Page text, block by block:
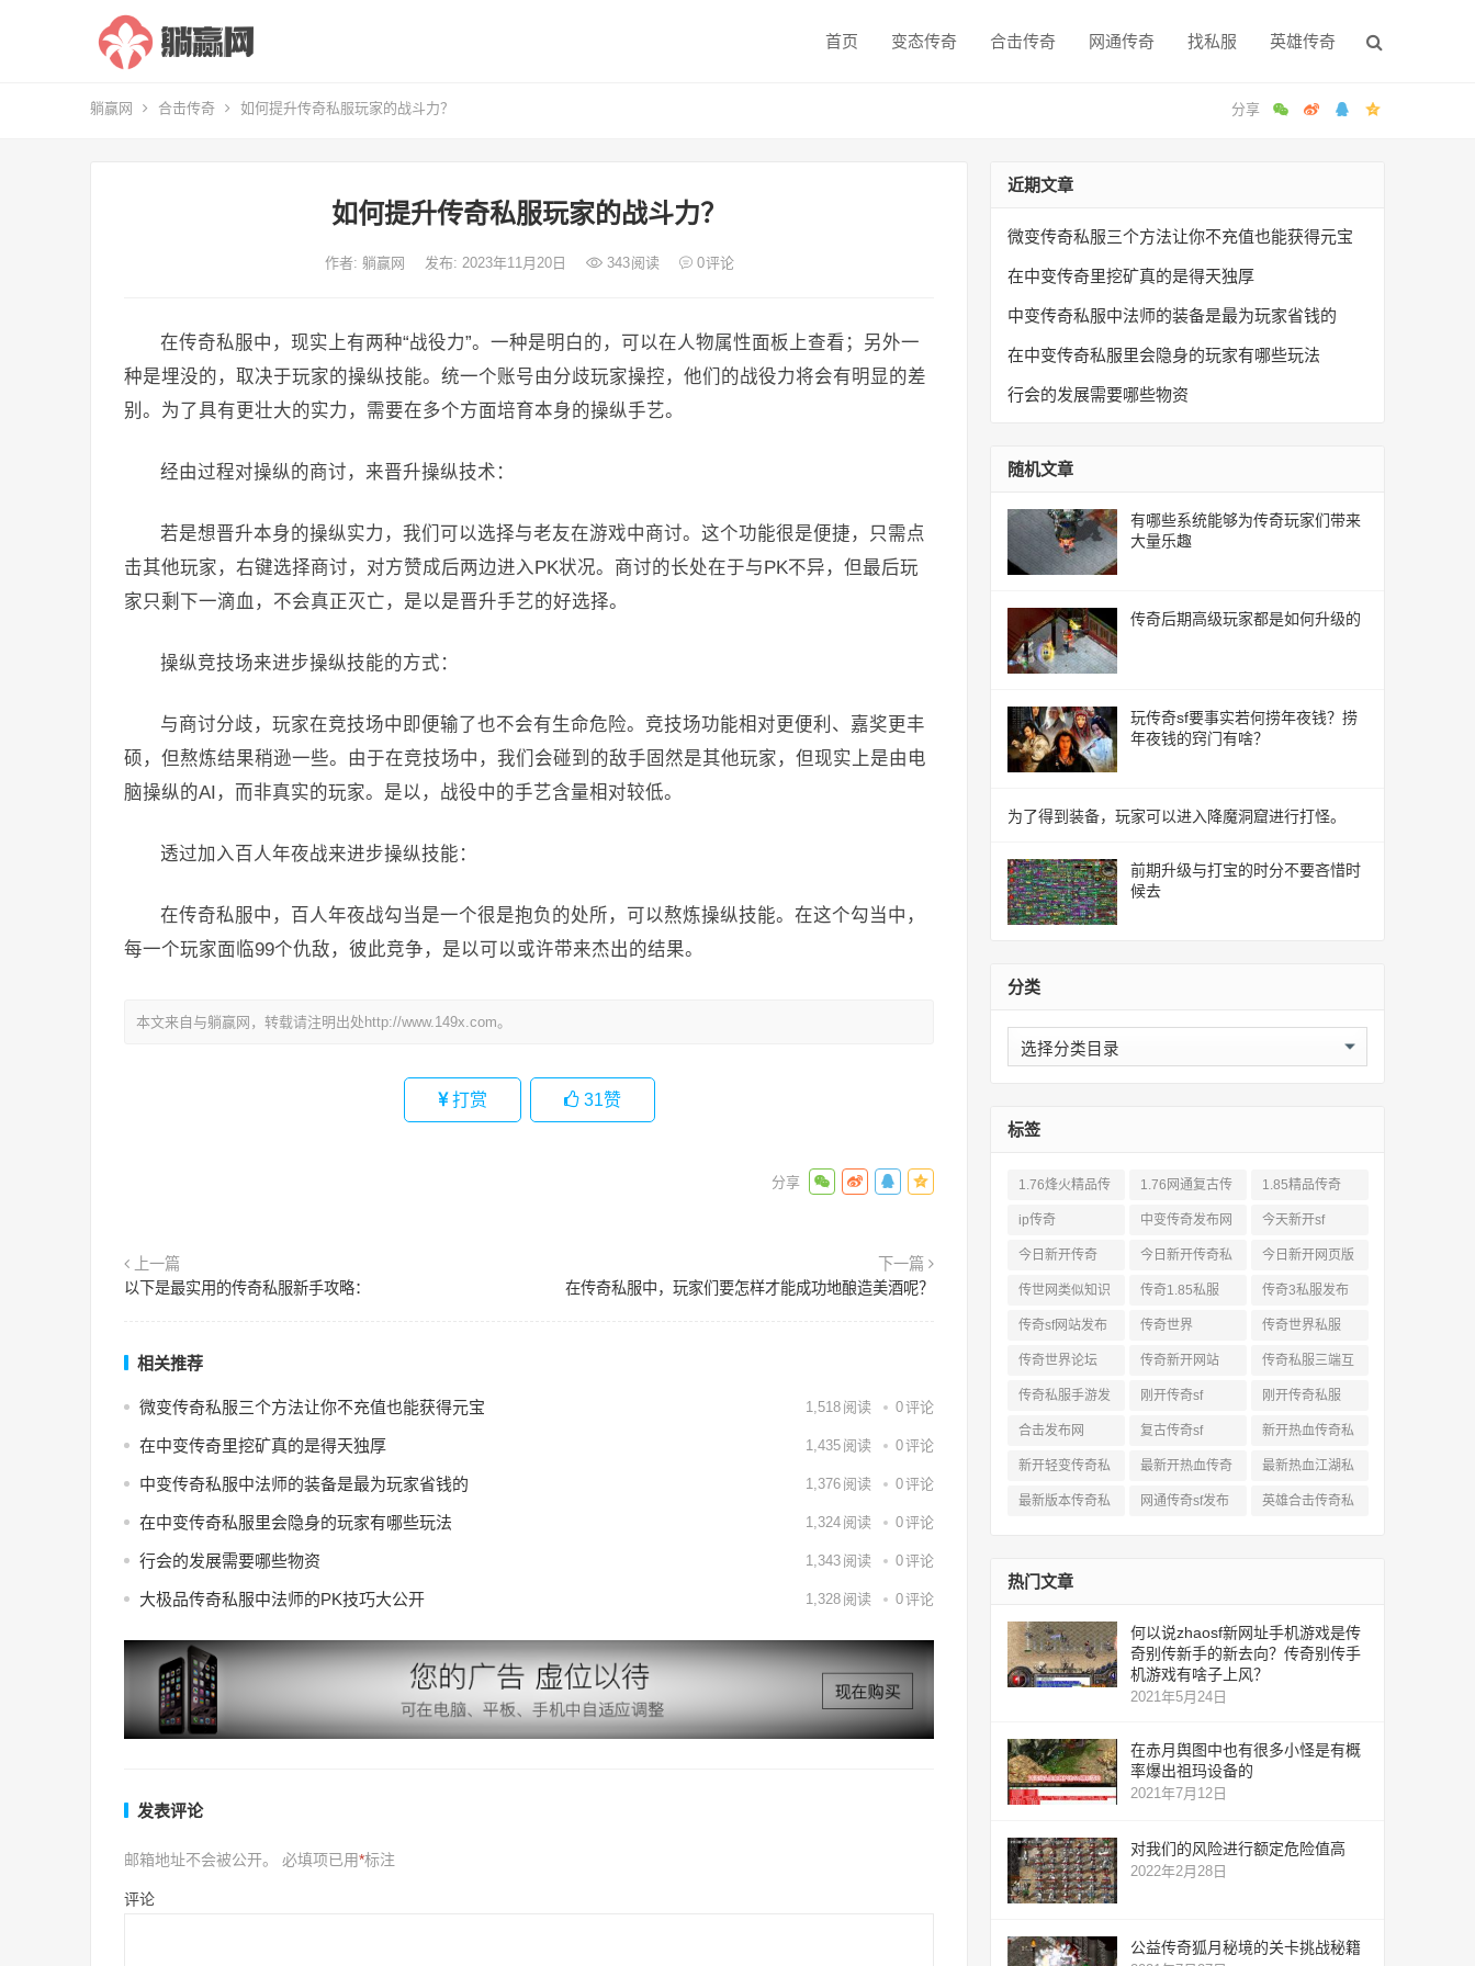
首页 变态传奇 合击传奇 网通传奇 找私服 英雄传奇
躺赢网 合击传奇 如何提升传奇私服玩家的战斗力？
如何提升传奇私服玩家的战斗力？
作者: 躺赢网 发布: 2023年11月20日 343阅读 0评论
在传奇私服中，现实上有两种“战役力”。一种是明白的，可以在人物属性面板上查看；另外一
种是埋没的，取决于玩家的操纵技能。统一个账号由分歧玩家操控，他们的战役力将会有明显的差
别。为了具有更壮大的实力，需要在多个方面培育本身的操纵手艺。
经由过程对操纵的商讨，来晋升操纵技术：
若是想晋升本身的操纵实力，我们可以选择与老友在游戏中商讨。这个功能很是便捷，只需点
击其他玩家，右键选择商讨，对方赞成后两边进入PK状况。商讨的长处在于与PK不异，但最后玩
家只剩下一滴血，不会真正灭亡，是以是晋升手艺的好选择。
操纵竞技场来进步操纵技能的方式：
与商讨分歧，玩家在竞技场中即便输了也不会有生命危险。竞技场功能相对更便利、嘉奖更丰
硕，但熬炼结果稍逊一些。由于在竞技场中，我们会碰到的敌手固然是其他玩家，但现实上是由电
脑操纵的AI，而非真实的玩家。是以，战役中的手艺含量相对较低。
透过加入百人年夜战来进步操纵技能：
在传奇私服中，百人年夜战勾当是一个很是抱负的处所，可以熬炼操纵技能。在这个勾当中，
每一个玩家面临99个仇敌，彼此竞争，是以可以或许带来杰出的结果。
本文来自与躺赢网，转载请注明出处http://www.149x.com。
打赏 31赞
上一篇
以下是最实用的传奇私服新手攻略：
下一篇
在传奇私服中，玩家们要怎样才能成功地酿造美酒呢？
相关推荐
微变传奇私服三个方法让你不充值也能获得元宝 1,518 阅读 0评论
在中变传奇里挖矿真的是得天独厚 1,435 阅读 0评论
中变传奇私服中法师的装备是最为玩家省钱的 1,376 阅读 0评论
在中变传奇私服里会隐身的玩家有哪些玩法 1,324 阅读 0评论
行会的发展需要哪些物资 1,343 阅读 0评论
大极品传奇私服中法师的PK技巧大公开 1,328 阅读 0评论
发表评论
邮箱地址不会被公开。 必填项已用*标注
评论
近期文章
微变传奇私服三个方法让你不充值也能获得元宝
在中变传奇里挖矿真的是得天独厚
中变传奇私服中法师的装备是最为玩家省钱的
在中变传奇私服里会隐身的玩家有哪些玩法
行会的发展需要哪些物资
随机文章
有哪些系统能够为传奇玩家们带来
大量乐趣
传奇后期高级玩家都是如何升级的
玩传奇sf要事实若何捞年夜钱？捞
年夜钱的窍门有啥？
为了得到装备，玩家可以进入降魔洞窟进行打怪。
前期升级与打宝的时分不要吝惜时
候去
分类
分
类
标签
1.76烽火精品传
奇私服网站
1.76网通复古传
奇sf
1.85精品传奇
ip传奇 中变传奇发布网 今天新开sf
今日新开传奇
今日新开传奇私
服发布网
今日新开网页版
传奇
传世网类似知识 传奇1.85私服
传奇3私服发布
网站
传奇sf网站发布
网
传奇世界 传奇世界私服
传奇世界论坛 传奇新开网站
传奇私服三端互
通
传奇私服手游发
布网三端
刚开传奇sf 刚开传奇私服
合击发布网 复古传奇sf
新开热血传奇私
服网
新开轻变传奇私
服
最新开热血传奇
私服
最新热血江湖私
服
最新版本传奇私
网通传奇sf发布
英雄合击传奇私
热门文章
何以说zhaosf新网址手机游戏是传
奇别传新手的新去向？传奇别传手
机游戏有啥子上风？
2021年5月24日
在赤月舆图中也有很多小怪是有概
率爆出祖玛设备的
2021年7月12日
对我们的风险进行额定危险值高
2022年2月28日
公益传奇狐月秘境的关卡挑战秘籍